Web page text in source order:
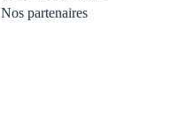
Nos partenaires